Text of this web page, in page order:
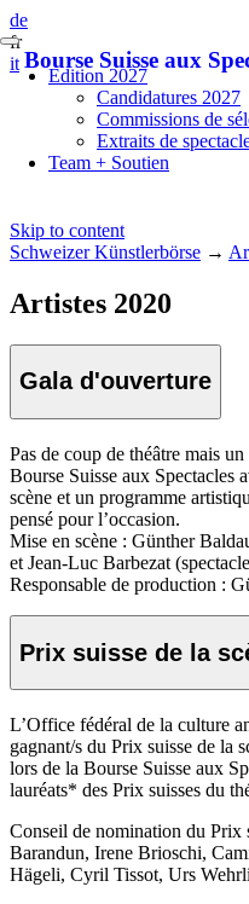
de
fr
it Bourse Suisse aux
Skip to content
Edition 2027
Candidatures 2027
Commissions de
Extraits de
Team + Soutien
Schweizer Künstlerbörse →
Artistes 2020
Gala d'ouverture
Pas de coup de théâtre mais
Bourse Suisse aux Spectacles
scène et un programme
pensé pour l’occasion.
Mise en scène : Günther
et Jean-Luc Barbezat
Responsable de production :
Prix suisse de la
L’Office fédéral de la culture
gagnant/s du Prix suisse de la
lors de la Bourse Suisse aux
lauréats* des Prix suisses du
Conseil de nomination du Prix
Barandun, Irene Brioschi,
Hägeli, Cyril Tissot, Urs Wehrli